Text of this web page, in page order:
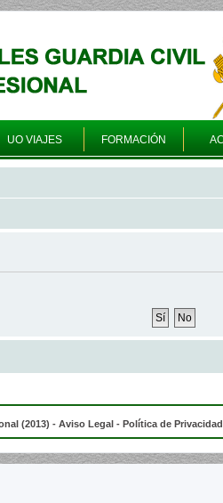
UO VIAJES FORMACIÓN
(2013) - Aviso Legal - Política de Privacidad